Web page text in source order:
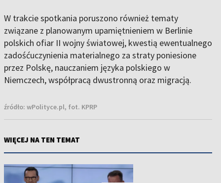
W trakcie spotkania poruszono również tematy
związane z planowanym upamiętnieniem w Berlinie
polskich ofiar II wojny światowej, kwestią ewentualnego
zadośćuczynienia materialnego za straty poniesione
przez Polskę, nauczaniem języka polskiego w
Niemczech, współpracą dwustronną oraz migracją.
źródło: wPolityce.pl, fot. KPRP
WIĘCEJ NA TEN TEMAT